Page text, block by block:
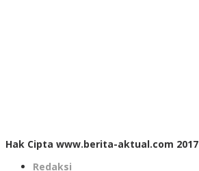
Hak Cipta www.berita-aktual.com 2017
Redaksi